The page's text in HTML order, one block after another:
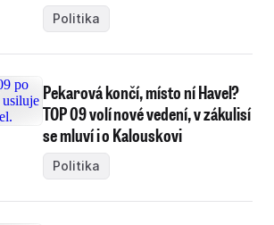
Politika
Pekarová končí, místo ní Havel?
TOP 09 volí nové vedení, v zákulisí
se mluví i o Kalouskovi
Politika